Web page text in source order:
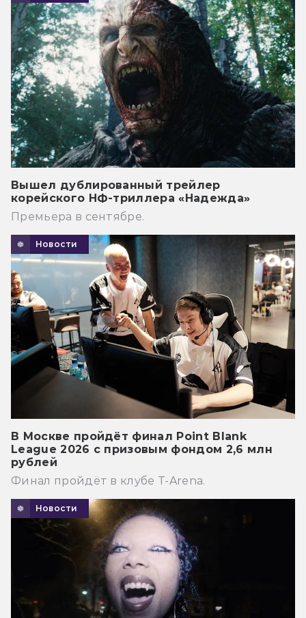
Вышел дублированный трейлер
корейского НФ-триллера «Надежда»
Премьера в сентябре.
Новости
В Москве пройдёт финал Point Blank
League 2026 с призовым фондом 2,6 млн
рублей
Финал пройдёт в клубе T-Arena.
Новости